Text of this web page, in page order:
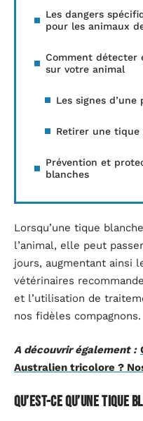
Les dangers
pour les animaux
Comment
sur votre animal
Les signes
Retirer une
Prévention et
blanches
Lorsqu’une tique
l’animal, elle peut
jours, augmentant ainsi
vétérinaires
et l’utilisation de
nos fidèles compagnons.
A découvrir également :
Australien tricolore ?
Qu’est-ce qu’une tique